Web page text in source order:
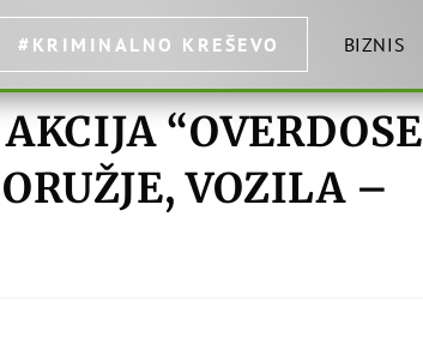
#KRIMINALNO KREŠEVO BIZNIS
“OVERDOSE
VOZILA –